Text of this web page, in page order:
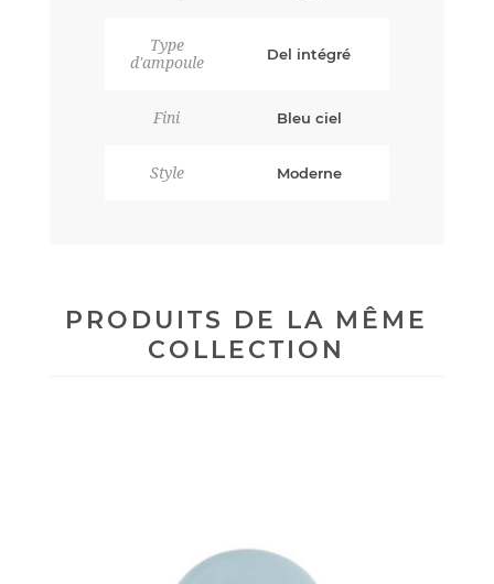
Type
d'ampoule
Del intégré
Fini Bleu ciel
Style Moderne
PRODUITS DE LA MÊME
COLLECTION